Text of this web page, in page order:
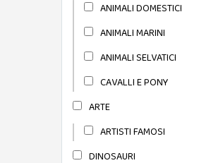
ANIMALI DOMESTICI
ANIMALI MARINI
ANIMALI SELVATICI
CAVALLI E PONY
ARTE
ARTISTI FAMOSI
DINOSAURI